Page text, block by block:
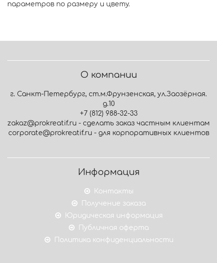
параметров по размеру и цвету.
О компании
г. Санкт-Петербург, ст.м.Фрунзенская, ул.Заозёрная.
д.10
+7 (812) 988-32-33
zakaz@prokreatif.ru - сделать заказ частным клиентам
corporate@prokreatif.ru - для корпоративных клиентов
Информация
Контакты
Получение заказа
Юридическая информация
Публичная оферта
Политика конфиденциальности